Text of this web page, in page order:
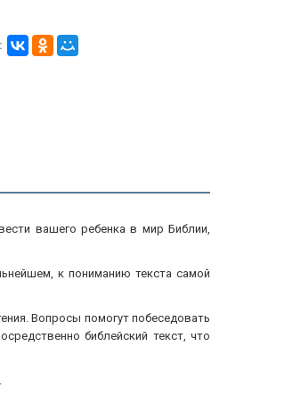
вашего ребенка в мир Библии,
к пониманию текста самой
Вопросы помогут побеседовать
библейский текст, что